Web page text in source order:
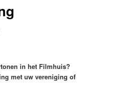
in het Filmhuis?
met uw vereniging of